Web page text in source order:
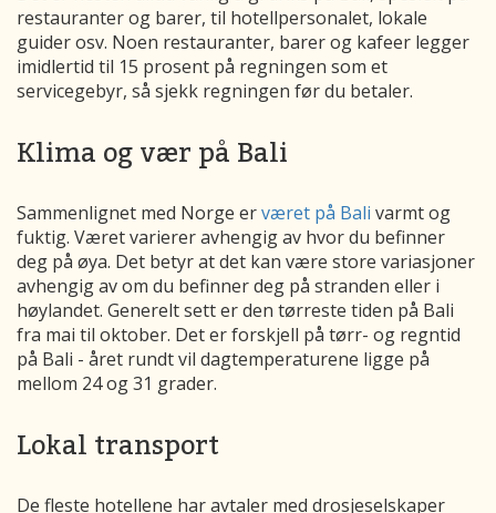
restauranter og barer, til hotellpersonalet, lokale
guider osv. Noen restauranter, barer og kafeer legger
imidlertid til 15 prosent på regningen som et
servicegebyr, så sjekk regningen før du betaler.
Klima og vær på Bali
Sammenlignet med Norge erværet på Bali varmt og
fuktig. Været varierer avhengig av hvor du befinner
deg på øya. Det betyr at det kan være store variasjoner
avhengig av om du befinner deg på stranden eller i
høylandet. Generelt sett er den tørreste tiden på Bali
fra mai til oktober. Det er forskjell på tørr- og regntid
på Bali - året rundt vil dagtemperaturene ligge på
mellom 24 og 31 grader.
Lokal transport
De fleste hotellene har avtaler med drosjeselskaper